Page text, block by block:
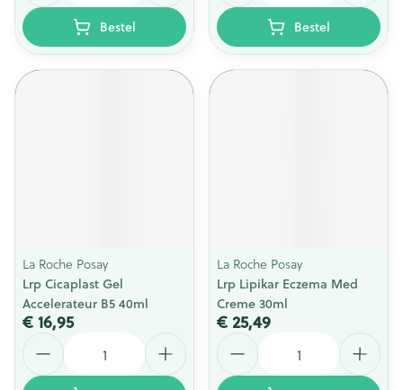
Bestel Bestel
La Roche Posay
Lrp Cicaplast Gel
Accelerateur B5 40ml
€ 16,95
La Roche Posay
Lrp Lipikar Eczema Med
Creme 30ml
€ 25,49